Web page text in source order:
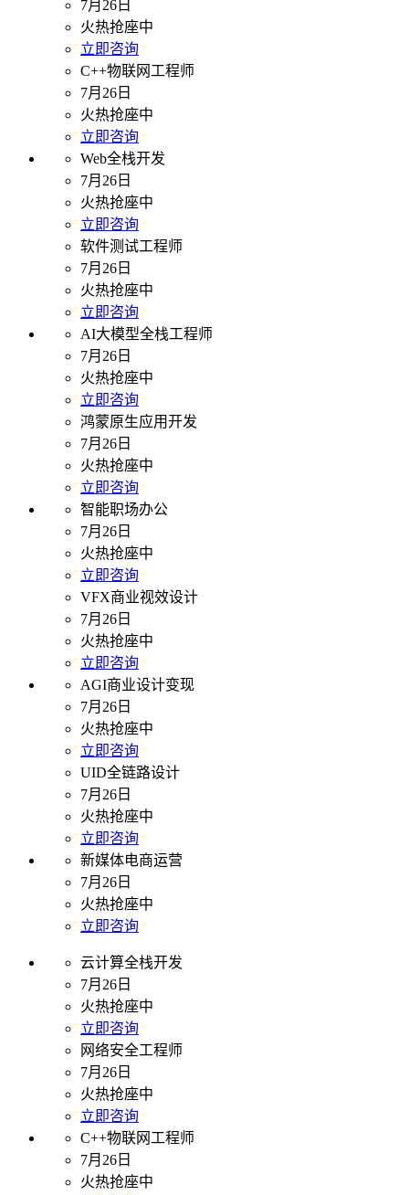
7月26日
火热抢座中
立即咨询
C++物联网工程师
7月26日
火热抢座中
立即咨询
Web全栈开发
7月26日
火热抢座中
立即咨询
软件测试工程师
7月26日
火热抢座中
立即咨询
AI大模型全栈工程师
7月26日
火热抢座中
立即咨询
鸿蒙原生应用开发
7月26日
火热抢座中
立即咨询
智能职场办公
7月26日
火热抢座中
立即咨询
VFX商业视效设计
7月26日
火热抢座中
立即咨询
AGI商业设计变现
7月26日
火热抢座中
立即咨询
UID全链路设计
7月26日
火热抢座中
立即咨询
新媒体电商运营
7月26日
火热抢座中
立即咨询
云计算全栈开发
7月26日
火热抢座中
立即咨询
网络安全工程师
7月26日
火热抢座中
立即咨询
C++物联网工程师
7月26日
火热抢座中